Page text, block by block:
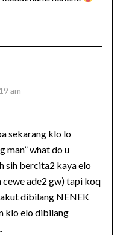
am
sekarang klo lo
man” what do u
sih bercita2 kaya elo
cewe ade2 gw) tapi koq
dibilang NENEK
klo elo dibilang